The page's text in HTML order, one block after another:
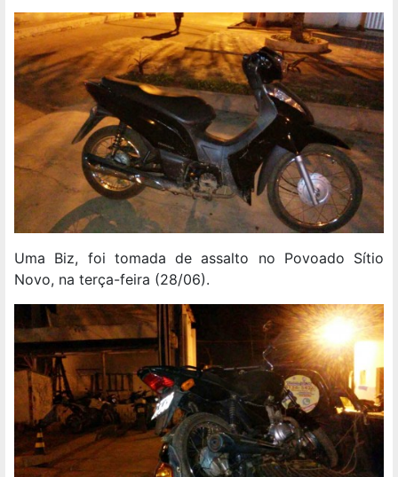
Uma Biz, foi tomada de assalto no Povoado Sítio
Novo, na terça-feira (28/06).